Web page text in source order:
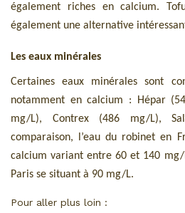
également riches en calcium.
également une alternative
Les eaux minérales
Certaines eaux minérales sont
notamment en calcium : Hépar
mg/L), Contrex (486 mg/L),
comparaison, l’eau du robinet en
calcium variant entre 60 et 140 mg/
Paris se situant à 90 mg/L.
Pour aller plus loin :